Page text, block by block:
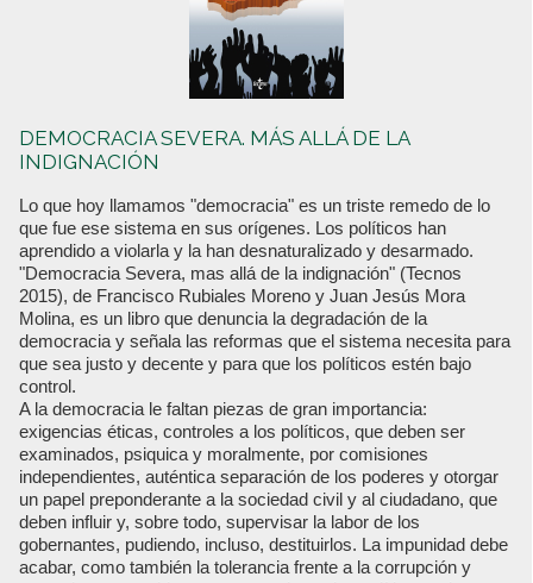
DEMOCRACIA SEVERA. MÁS ALLÁ DE LA
INDIGNACIÓN
Lo que hoy llamamos "democracia" es un triste remedo de lo
que fue ese sistema en sus orígenes. Los políticos han
aprendido a violarla y la han desnaturalizado y desarmado.
"Democracia Severa, mas allá de la indignación" (Tecnos
2015), de Francisco Rubiales Moreno y Juan Jesús Mora
Molina, es un libro que denuncia la degradación de la
democracia y señala las reformas que el sistema necesita para
que sea justo y decente y para que los políticos estén bajo
control.
A la democracia le faltan piezas de gran importancia:
exigencias éticas, controles a los políticos, que deben ser
examinados, psiquica y moralmente, por comisiones
independientes, auténtica separación de los poderes y otorgar
un papel preponderante a la sociedad civil y al ciudadano, que
deben influir y, sobre todo, supervisar la labor de los
gobernantes, pudiendo, incluso, destituirlos. La impunidad debe
acabar, como también la tolerancia frente a la corrupción y